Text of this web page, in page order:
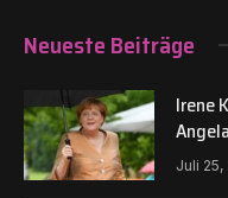
Neueste Beiträge
Irene
Juli 25,